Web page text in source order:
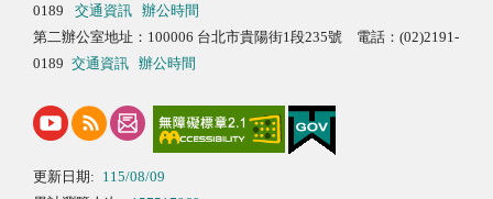
0189
交通資訊
辦公時間
第二辦公室地址：100006 台北市貴陽街1段235號 電話：(02)2191-
0189 交通資訊 辦公時間
更新日期: 115/08/09